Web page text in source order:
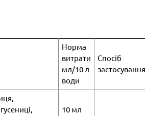
Норма
витрати
мл/10 л
води
Спосіб
застосування
10 мл